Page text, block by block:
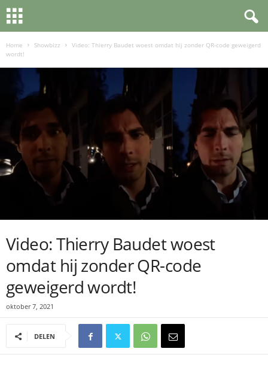
Home Showbizz
Video: Thierry Baudet woest omdat hij zonder QR-code geweigerd
wordt!
Video: Thierry Baudet woest
omdat hij zonder QR-code
geweigerd wordt!
oktober 7, 2021
DELEN